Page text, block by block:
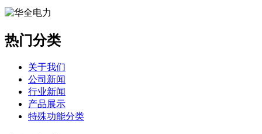
热门分类
关于我们
公司新闻
行业新闻
产品展示
特殊功能分类